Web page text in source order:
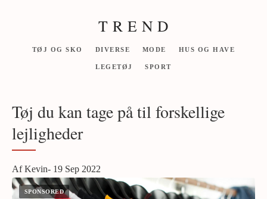
T R E N D
TØJ OG SKO DIVERSE MODE HUS OG HAVE
LEGETØJ SPORT
Tøj du kan tage på til forskellige
lejligheder
Af Kevin- 19 Sep 2022